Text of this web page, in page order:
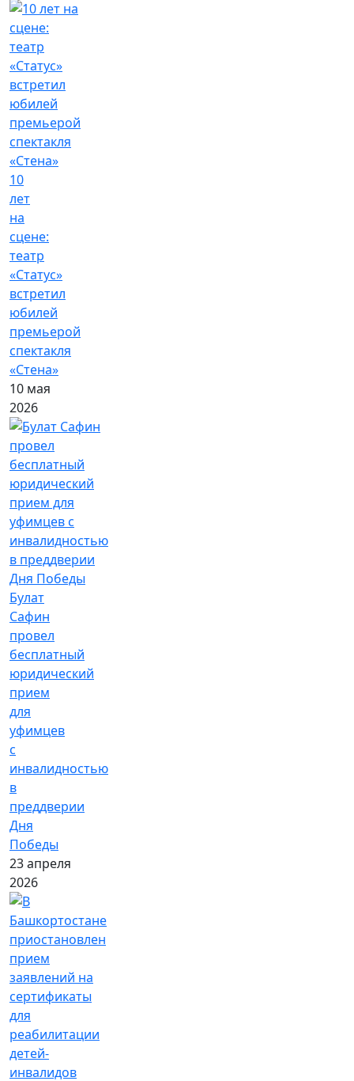
10
лет
на
сцене:
театр
«Статус»
встретил
юбилей
премьерой
спектакля
«Стена»
10 мая
2026
Булат
Сафин
провел
бесплатный
юридический
прием
для
уфимцев
с
инвалидностью
в
преддверии
Дня
Победы
23 апреля
2026